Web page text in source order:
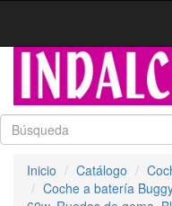
Inicio Catálogo
Coche a batería